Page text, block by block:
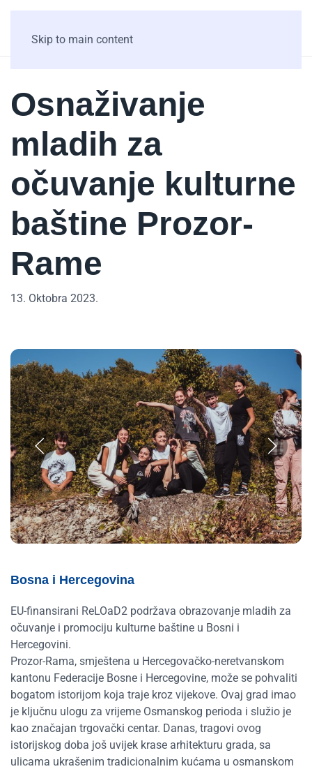
Skip to main content
Osnaživanje
mladih za
očuvanje kulturne
baštine Prozor-
Rame
13. Oktobra 2023.
Bosna i Hercegovina
EU-finansirani ReLOaD2 podržava obrazovanje mladih za
očuvanje i promociju kulturne baštine u Bosni i
Hercegovini.
Prozor-Rama, smještena u Hercegovačko-neretvanskom
kantonu Federacije Bosne i Hercegovine, može se pohvaliti
bogatom istorijom koja traje kroz vijekove. Ovaj grad imao
je ključnu ulogu za vrijeme Osmanskog perioda i služio je
kao značajan trgovački centar. Danas, tragovi ovog
istorijskog doba još uvijek krase arhitekturu grada, sa
ulicama ukrašenim tradicionalnim kućama u osmanskom